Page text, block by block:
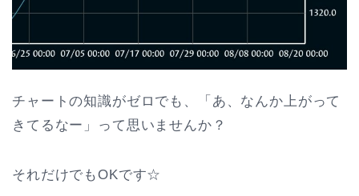
チャートの知識がゼロでも、「あ、なんか上がって
きてるなー」って思いませんか？
それだけでもOKです☆